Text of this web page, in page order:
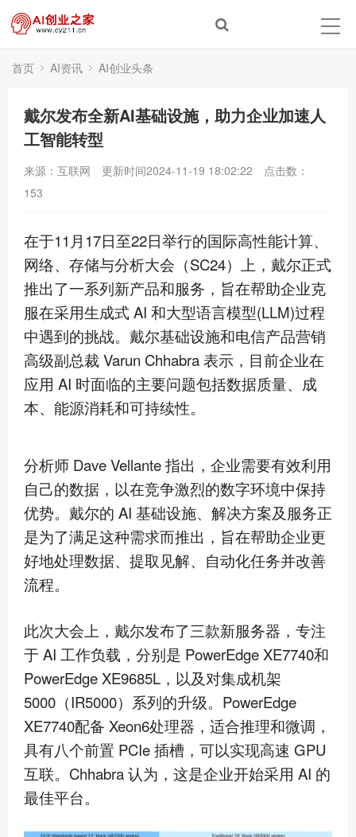
首页 AI资讯 AI创业头条
​戴尔发布全新AI基础设施，助力企业加速人
工智能转型
来源：互联网 更新时间2024-11-19 18:02:22
点击数：
153
在于11月17日至22日举行的国际高性能计算、
网络、存储与分析大会（SC24）上，戴尔正式
推出了一系列新产品和服务，旨在帮助企业克
服在采用生成式 AI 和大型语言模型(LLM)过程
中遇到的挑战。戴尔基础设施和电信产品营销
高级副总裁 Varun Chhabra 表示，目前企业在
应用 AI 时面临的主要问题包括数据质量、成
本、能源消耗和可持续性。
分析师 Dave Vellante 指出，企业需要有效利用
自己的数据，以在竞争激烈的数字环境中保持
优势。戴尔的 AI 基础设施、解决方案及服务正
是为了满足这种需求而推出，旨在帮助企业更
好地处理数据、提取见解、自动化任务并改善
流程。
此次大会上，戴尔发布了三款新服务器，专注
于 AI 工作负载，分别是 PowerEdge XE7740和
PowerEdge XE9685L，以及对集成机架
5000（IR5000）系列的升级。PowerEdge
XE7740配备 Xeon6处理器，适合推理和微调，
具有八个前置 PCIe 插槽，可以实现高速 GPU
互联。Chhabra 认为，这是企业开始采用 AI 的
最佳平台。